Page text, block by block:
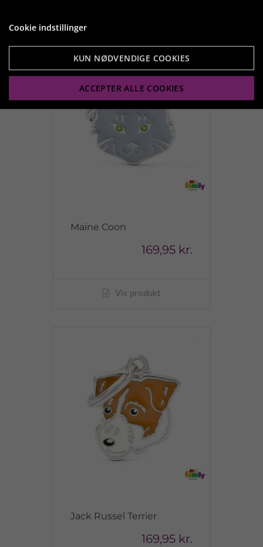
Maine Coon
169,95 kr.
Vis produkt
Jack Russel Terrier
169,95 kr.
Cookie indstillinger
KUN NØDVENDIGE COOKIES
ACCEPTER ALLE COOKIES